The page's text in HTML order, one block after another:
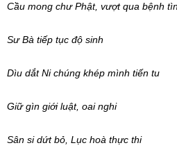
Cầu mong chư Phật, vượt qua bệnh
Sư Bà tiếp tục độ sinh
Dìu dắt Ni chúng khép mình tiến tu
Giữ gìn giới luật, oai nghi
Sân si dứt bỏ, Lục hoà thực thi